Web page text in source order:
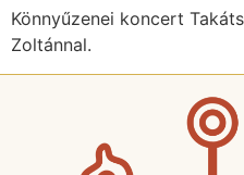
Könnyűzenei koncert
Zoltánnal.